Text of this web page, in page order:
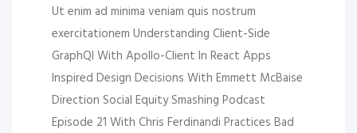
Ut enim ad minima veniam quis nostrum
exercitationem Understanding Client-Side
GraphQl With Apollo-Client In React Apps
Inspired Design Decisions With Emmett McBaise
Direction Social Equity Smashing Podcast
Episode 21 With Chris Ferdinandi Practices Bad